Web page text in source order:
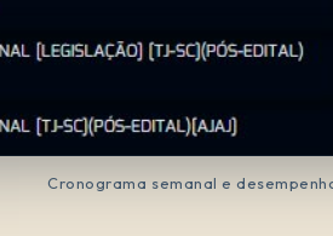
Cronograma semanal e